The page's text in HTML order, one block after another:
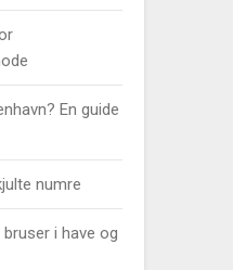
En guide
numre
i have og